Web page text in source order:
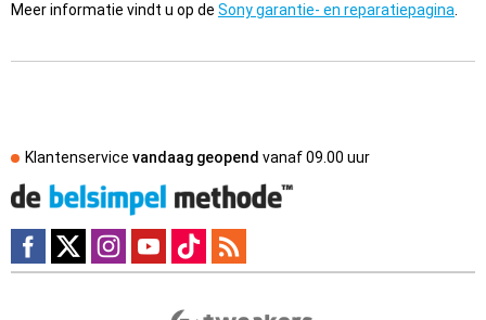
Meer informatie vindt u op de Sony garantie- en reparatiepagina
Klantenservice vandaag geopend vanaf09.00 uur